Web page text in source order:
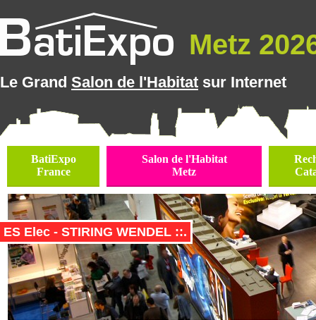
Metz
Le Grand Salon de l'Habitat sur Internet
BatiExpo
France
Salon de l'Habitat
Metz
ES Elec - STIRING WENDEL ::.